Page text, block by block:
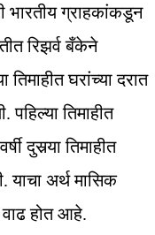
भारतीय ग्राहकांकडून
रिझर्व बँकेने
घरांच्या दरात
पहिल्या तिमाहीत
दुसर्‍या तिमाहीत
याचा अर्थ मासिक
वाढ होत आहे.